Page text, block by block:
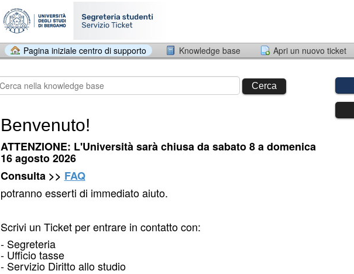
Pagina iniziale centro di supporto Knowledge base Apri un nuovo ticket
Cerca
Benvenuto!
ATTENZIONE: L'Università sarà chiusa da sabato 8 a domenica
16 agosto 2026
Consulta >> FAQ
potranno esserti di immediato aiuto.
Scrivi un Ticket per entrare in contatto con:
- Segreteria
- Ufficio tasse
- Servizio Diritto allo studio